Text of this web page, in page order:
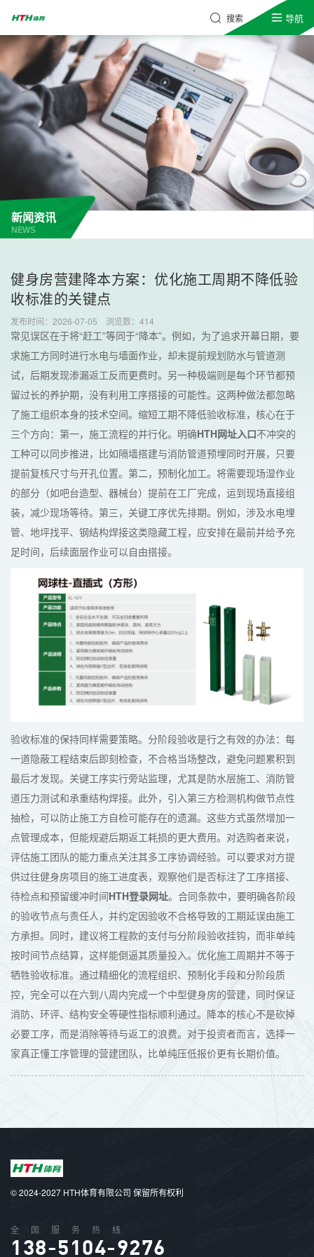
搜索 导航
新闻资讯
NEWS
健身房营建降本方案：优化施工周期不降低验
收标准的关键点
发布时间：2026-07-05 浏览数： 414
常见误区在于将“赶工”等同于“降本”。例如，为了追求开幕日期，要
求施工方同时进行水电与墙面作业，却未提前规划防水与管道测
试，后期发现渗漏返工反而更费时。另一种极端则是每个环节都预
留过长的养护期，没有利用工序搭接的可能性。这两种做法都忽略
了施工组织本身的技术空间。缩短工期不降低验收标准，核心在于
三个方向：第一，施工流程的并行化。明确HTH网址入口不冲突的
工种可以同步推进，比如隔墙搭建与消防管道预埋同时开展，只要
提前复核尺寸与开孔位置。第二，预制化加工。将需要现场湿作业
的部分（如吧台造型、器械台）提前在工厂完成，运到现场直接组
装，减少现场等待。第三，关键工序优先排期。例如，涉及水电埋
管、地坪找平、钢结构焊接这类隐藏工程，应安排在最前并给予充
足时间，后续面层作业可以自由搭接。
验收标准的保持同样需要策略。分阶段验收是行之有效的办法：每
一道隐蔽工程结束后即刻检查，不合格当场整改，避免问题累积到
最后才发现。关键工序实行旁站监理，尤其是防水层施工、消防管
道压力测试和承重结构焊接。此外，引入第三方检测机构做节点性
抽检，可以防止施工方自检可能存在的遗漏。这些方式虽然增加一
点管理成本，但能规避后期返工耗损的更大费用。对选购者来说，
评估施工团队的能力重点关注其多工序协调经验。可以要求对方提
供过往健身房项目的施工进度表，观察他们是否标注了工序搭接、
待检点和预留缓冲时间HTH登录网址。合同条款中，要明确各阶段
的验收节点与责任人，并约定因验收不合格导致的工期延误由施工
方承担。同时，建议将工程款的支付与分阶段验收挂钩，而非单纯
按时间节点结算，这样能倒逼其质量投入。优化施工周期并不等于
牺牲验收标准。通过精细化的流程组织、预制化手段和分阶段质
控，完全可以在六到八周内完成一个中型健身房的营建，同时保证
消防、环评、结构安全等硬性指标顺利通过。降本的核心不是砍掉
必要工序，而是消除等待与返工的浪费。对于投资者而言，选择一
家真正懂工序管理的营建团队，比单纯压低报价更有长期价值。
© 2024-2027 HTH体育有限公司 保留所有权利
全国服务热线
138-5104-9276